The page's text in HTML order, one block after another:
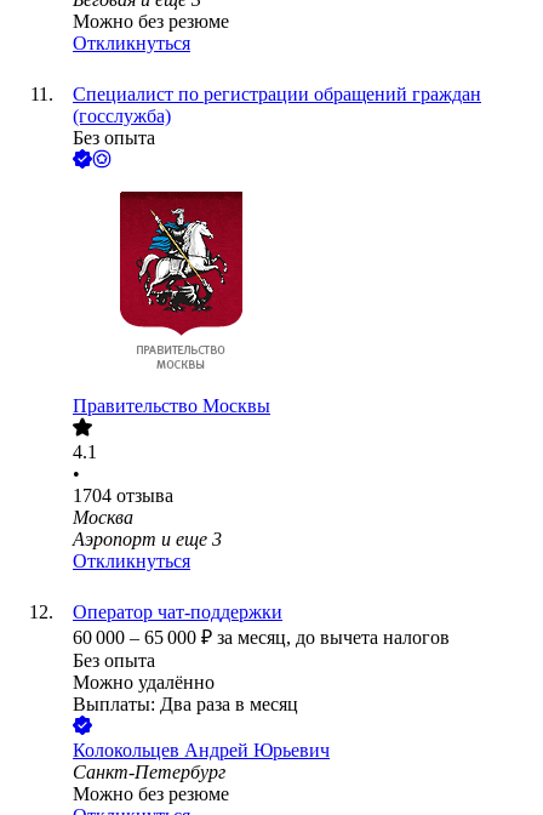
Можно без резюме
Откликнуться
Специалист по регистрации обращений граждан
(госслужба)
Без опыта
Правительство Москвы
4.1
•
1704 отзыва
Москва
Аэропорт и еще 3
Откликнуться
Оператор чат-поддержки
60 000 – 65 000 ₽ за месяц, до вычета налогов
Без опыта
Можно удалённо
Выплаты: Два раза в месяц
Колокольцев Андрей Юрьевич
Санкт-Петербург
Можно без резюме